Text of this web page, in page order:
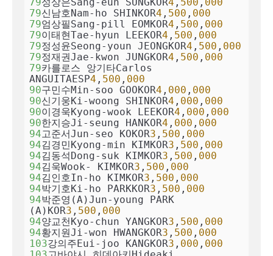
79신남호Nam-ho SHINKOR4 , 500 , 000
79엄상필Sang-pill EOMKOR4 , 500 , 000
79이태현Tae-hyun LEEKOR4 , 500 , 000
79정성윤Seong-youn JEONGKOR4 , 500 , 000
79정재권Jae-kwon JUNGKOR4 , 500 , 000
79카를로스 앙기타Carlos
ANGUITAESP4 , 500 , 000
90구민수Min-soo GOOKOR4 , 000 , 000
90신기웅Ki-woong SHINKOR4 , 000 , 000
90이경욱Kyong-wook LEEKOR4 , 000 , 000
90한지승Ji-seung HANKOR4 , 000 , 000
94고준서Jun-seo KOKOR3 , 500 , 000
94김경민Kyong-min KIMKOR3 , 500 , 000
94김동석Dong-suk KIMKOR3 , 500 , 000
94김욱Wook- KIMKOR3 , 500 , 000
94김인호In-ho KIMKOR3 , 500 , 000
94박기호Ki-ho PARKKOR3 , 500 , 000
94박준영(A)Jun-young PARK
(A)KOR3 , 500 , 000
94양교천Kyo-chun YANGKOR3 , 500 , 000
94황지원Ji-won HWANGKOR3 , 500 , 000
103강의주Eui-joo KANGKOR3 , 000 , 000